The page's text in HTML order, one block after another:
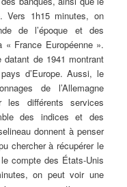
Vers 1h15 minutes, on
de l’époque et des
« France Européenne ».
de 1941 montrant
d’Europe. Aussi, le
de l’Allemagne
différents services
des indices et des
donnent à penser
chercher à récupérer le
compte des États-Unis
on peut voir une